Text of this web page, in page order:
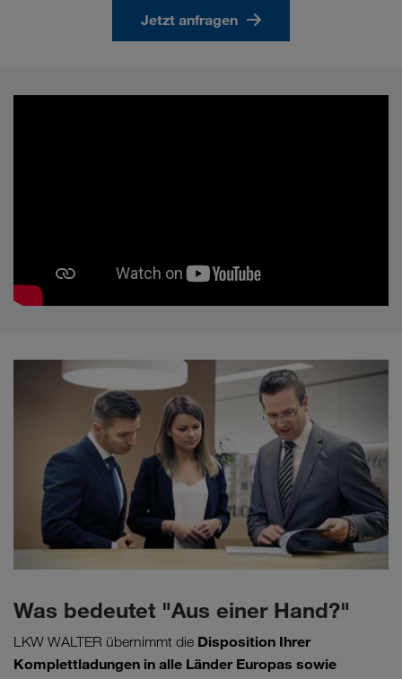
Jetzt anfragen
Was bedeutet "Aus einer Hand?"
LKW WALTER übernimmt die Disposition Ihrer
Komplettladungen in alle Länder Europas sowie